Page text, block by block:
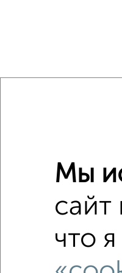
Мы
сайт
что